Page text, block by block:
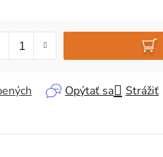
Opýtať sa Strážiť